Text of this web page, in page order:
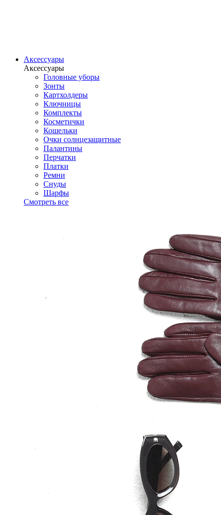
Аксессуары
Аксессуары
Головные уборы
Зонты
Картхолдеры
Ключницы
Комплекты
Косметички
Кошельки
Очки солнцезащитные
Палантины
Перчатки
Платки
Ремни
Снуды
Шарфы
Смотреть все